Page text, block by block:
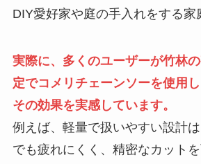
DIY愛好家や庭の手入れをする家
実際に、多くのユーザーが竹林
定でコメリチェーンソーを使用し
その効果を実感しています。
例えば、軽量で扱いやすい設計
でも疲れにくく、精密なカットを